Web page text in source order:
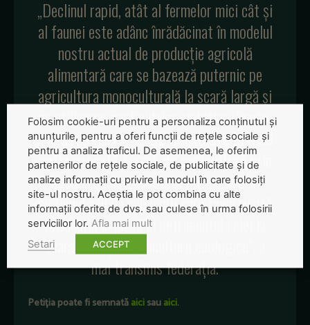
„Declinul rapid, atât al fermelor mici cât și
al faunei este adânc înrădăcinat în modelul
nostru actual de producție agricolă
alimentară care se bazează puternic pe
agricultura monoculturală la scară largă și
pe utilizarea pesticidelor sintetice. Pentru
a înrăutăți lucrurile,UE finanțează în mod
activ această formă de agriculturăprin
agenda sa actuală agropolitică și prin
sistemul său de subvenții care favorizează
producția în masă în detrimentul celei la
scară mică și a agriculturii ecologice”, a
mai transmis federația.
Petiția poate fi semnatăaicisauaici.
Folosim cookie-uri pentru a personaliza conținutul și
anunțurile, pentru a oferi funcții de rețele sociale și
pentru a analiza traficul. De asemenea, le oferim
partenerilor de rețele sociale, de publicitate și de
analize informații cu privire la modul în care folosiți
site-ul nostru. Aceștia le pot combina cu alte
informații oferite de dvs. sau culese în urma folosirii
serviciilor lor. Afla mai mult
Setari
ACCEPT